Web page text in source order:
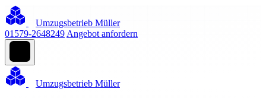
Umzugsbetrieb Müller
01579-2648249 Angebot anfordern
Umzugsbetrieb Müller